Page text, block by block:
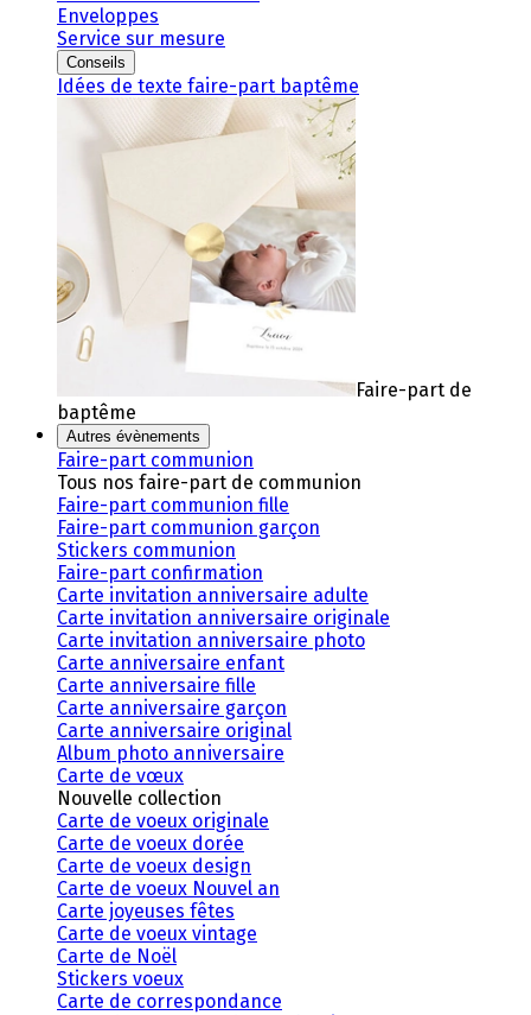
Enveloppes
Service sur mesure
Conseils
Idées de texte faire-part baptême
Faire-part de
baptême
Autres évènements
Faire-part communion
Tous nos faire-part de communion
Faire-part communion fille
Faire-part communion garçon
Stickers communion
Faire-part confirmation
Carte invitation anniversaire adulte
Carte invitation anniversaire originale
Carte invitation anniversaire photo
Carte anniversaire enfant
Carte anniversaire fille
Carte anniversaire garçon
Carte anniversaire original
Album photo anniversaire
Carte de vœux
Nouvelle collection
Carte de voeux originale
Carte de voeux dorée
Carte de voeux design
Carte de voeux Nouvel an
Carte joyeuses fêtes
Carte de voeux vintage
Carte de Noël
Stickers voeux
Carte de correspondance